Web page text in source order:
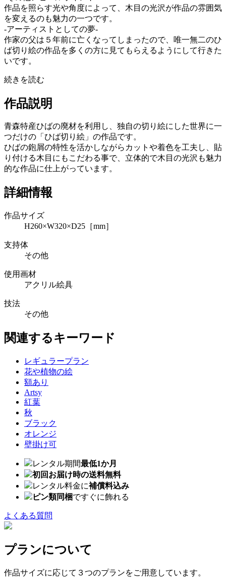
作品を照らす光や角度によって、木目の光沢が作品の雰囲気
を変えるのも魅力の一つです。
-アーティストとしての夢-
作家の父は５年前に亡くなってしまったので、唯一無二のひ
ば切り絵の作品を多くの方に見てもらえるようにして行きた
いです。
続きを読む
作品説明
青森特産ひばの廃材を利用し、独自の切り絵にした世界に一
つだけの「ひば切り絵」の作品です。
ひばの鉋屑の特性を活かしながらカットや着色を工夫し、貼
り付ける木目にもこだわる事で、立体的で木目の光沢も魅力
的な作品に仕上がっています。
詳細情報
作品サイズ
H260×W320×D25［mm］
支持体
その他
使用画材
アクリル絵具
技法
その他
関連するキーワード
レギュラープラン
花や植物の絵
額あり
Artsy
紅葉
秋
ブラック
オレンジ
壁掛け可
レンタル期間最低1か月
初回お届け時の送料無料
レンタル料金に補償料込み
ピン類同梱ですぐに飾れる
よくある質問
プランについて
作品サイズに応じて３つのプランをご用意しています。